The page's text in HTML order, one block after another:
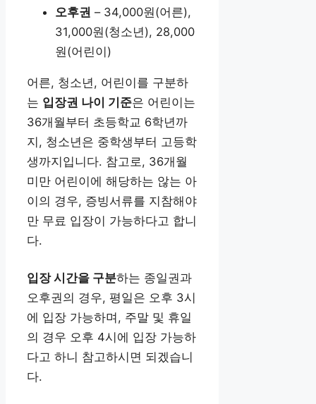
오후권 – 34,000원(어른),
31,000원(청소년), 28,000
원(어린이)
어른, 청소년, 어린이를 구분하
는 입장권 나이 기준은 어린이는
36개월부터 초등학교 6학년까
지, 청소년은 중학생부터 고등학
생까지입니다. 참고로, 36개월
미만 어린이에 해당하는 않는 아
이의 경우, 증빙서류를 지참해야
만 무료 입장이 가능하다고 합니
다.
입장 시간을 구분하는 종일권과
오후권의 경우, 평일은 오후 3시
에 입장 가능하며, 주말 및 휴일
의 경우 오후 4시에 입장 가능하
다고 하니 참고하시면 되겠습니
다.